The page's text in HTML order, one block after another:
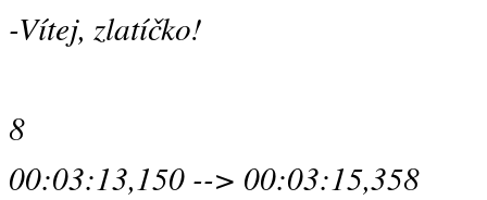
-Vítej, zlatíčko!
8
00:03:13,150 --> 00:03:15,358